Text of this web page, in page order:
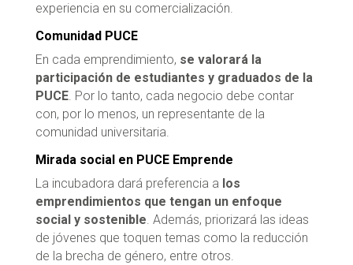
experiencia en su comercialización.
Comunidad PUCE
En cada emprendimiento, se valorará la
participación de estudiantes y graduados de la
PUCE. Por lo tanto, cada negocio debe contar
con, por lo menos, un representante de la
comunidad universitaria.
Mirada social en PUCE Emprende
La incubadora dará preferencia a los
emprendimientos que tengan un enfoque
social y sostenible. Además, priorizará las ideas
de jóvenes que toquen temas como la reducción
de la brecha de género, entre otros.